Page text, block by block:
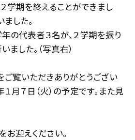
学期を終えることができまし
した。
の代表者３名が、２学期を振り
ました。（写真右）
覧いただきありがとうござい
１月７日（火）の予定です。また見
お迎えください。